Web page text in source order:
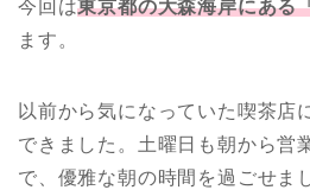
今回は東京都の大森海岸にある
ます。
以前から気になっていた喫茶店
できました。土曜日も朝から営
で、優雅な朝の時間を過ごせま